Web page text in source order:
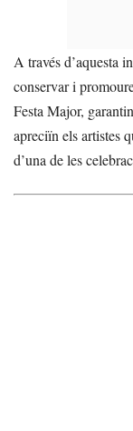
A través d’aquesta
conservar i
Festa Major,
apreciïn els artistes
d’una de les